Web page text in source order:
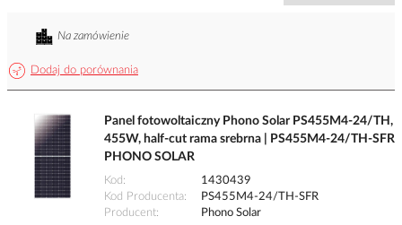
Dodaj do porównania
Na zamówienie
Panel fotowoltaiczny Phono Solar PS455M4-24/TH,
455W, half-cut rama srebrna | PS455M4-24/TH-SFR
PHONO SOLAR
Kod
1430439
Kod Producenta
PS455M4-24/TH-SFR
Producent
Phono Solar